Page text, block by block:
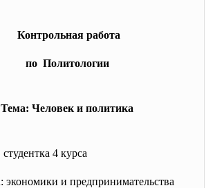
Контрольная работа
по Политологии
Тема: Человек и политика
4 курса
экономики и предпринимательства